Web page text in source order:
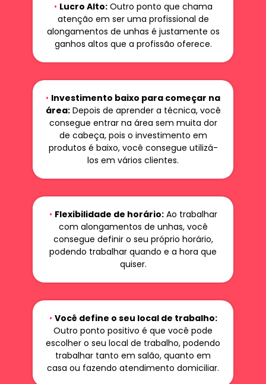
• Lucro Alto:Outro ponto que chama
atenção em ser uma profissional de
alongamentos de unhas é justamente os
ganhos altos que a profissão oferece.
• Investimento baixo para começar na
área:Depois de aprender a técnica, você
consegue entrar na área sem muita dor
de cabeça, pois o investimento em
produtos é baixo, você consegue utilizá-
los em vários clientes.
• Flexibilidade de horário:Ao trabalhar
com alongamentos de unhas, você
consegue definir o seu próprio horário,
podendo trabalhar quando e a hora que
quiser.
• Você define o seu local de trabalho:
Outro ponto positivo é que você pode
escolher o seu local de trabalho, podendo
trabalhar tanto em salão, quanto em
casa ou fazendo atendimento domiciliar.